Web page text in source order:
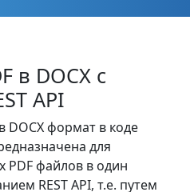
в DOCX с
API
DOCX формат в коде
для
PDF файлов в один
REST API, т.е. путем